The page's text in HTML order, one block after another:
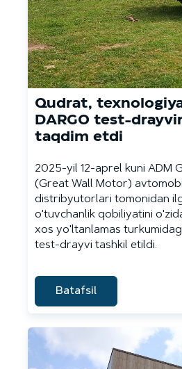
Qudrat,
DARGO test-
taqdim etdi
2025-yil 12-aprel kuni ADM
(Great Wall Motor)
distribyutorlari tomonidan
o'tuvchanlik qobiliyatini
xos yo'ltanlamas
test-drayvi tashkil etildi.
Batafsil